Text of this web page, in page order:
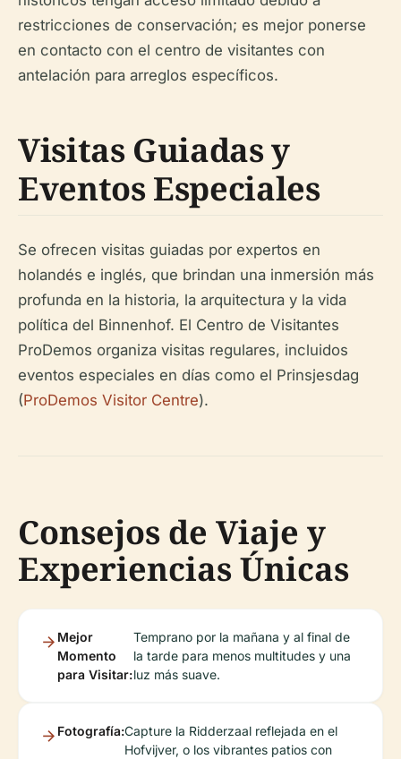
restricciones de conservación; es mejor ponerse
en contacto con el centro de visitantes con
antelación para arreglos específicos.
Visitas Guiadas y
Eventos Especiales
Se ofrecen visitas guiadas por expertos en
holandés e inglés, que brindan una inmersión más
profunda en la historia, la arquitectura y la vida
política del Binnenhof. El Centro de Visitantes
ProDemos organiza visitas regulares, incluidos
eventos especiales en días como el Prinsjesdag
(ProDemos Visitor Centre).
Consejos de Viaje y
Experiencias Únicas
Mejor
Momento
para Visitar:
Temprano por la mañana y al final de
la tarde para menos multitudes y una
luz más suave.
Fotografía:Capture la Ridderzaal reflejada en el
Hofvijver, o los vibrantes patios con